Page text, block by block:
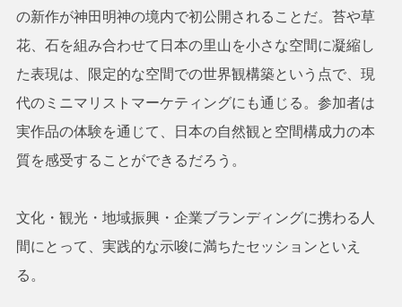
の新作が神田明神の境内で初公開されることだ。苔や草
花、石を組み合わせて日本の里山を小さな空間に凝縮し
た表現は、限定的な空間での世界観構築という点で、現
代のミニマリストマーケティングにも通じる。参加者は
実作品の体験を通じて、日本の自然観と空間構成力の本
質を感受することができるだろう。
文化・観光・地域振興・企業ブランディングに携わる人
間にとって、実践的な示唆に満ちたセッションといえ
る。